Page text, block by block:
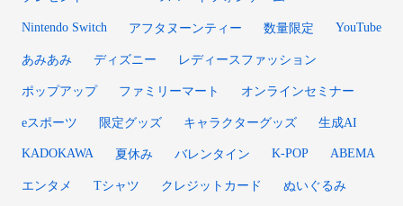
Nintendo Switch アフタヌーンティー 数量限定 YouTube
あみあみ ディズニー レディースファッション
ポップアップ ファミリーマート オンラインセミナー
eスポーツ 限定グッズ キャラクターグッズ 生成AI
KADOKAWA 夏休み バレンタイン K-POP ABEMA
エンタメ Tシャツ クレジットカード ぬいぐるみ